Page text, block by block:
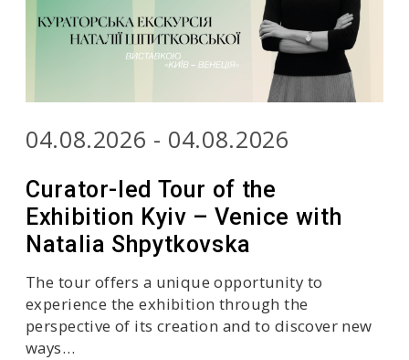
04.08.2026 - 04.08.2026
Curator-led Tour of the
Exhibition Kyiv – Venice with
Natalia Shpytkovska
The tour offers a unique opportunity to
experience the exhibition through the
perspective of its creation and to discover new
ways…